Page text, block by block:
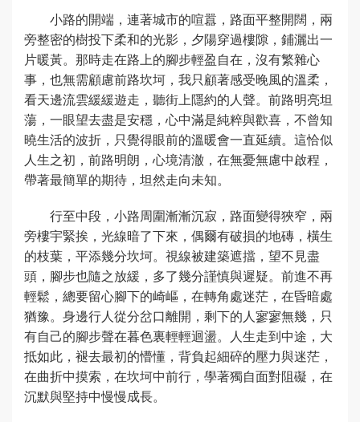
小路的開端，連著城市的喧囂，路面平整開闊，兩
旁整密的樹投下柔和的光影，夕陽穿過樓隙，鋪灑出一
片暖黃。那時走在路上的腳步輕盈自在，沒有繁雜心
事，也無需顧慮前路坎坷，我只顧著感受晚風的溫柔，
看天邊流雲緩緩遊走，聽街上隱約的人聲。前路明亮坦
蕩，一眼望去盡是安穩，心中滿是純粹與歡喜，不曾知
曉生活的波折，只覺得眼前的溫暖會一直延續。這恰似
人生之初，前路明朗，心境清澈，在無憂無慮中啟程，
帶著最簡單的期待，坦然走向未知。
行至中段，小路周圍漸漸沉寂，路面變得狹窄，兩
旁樓宇緊挨，光線暗了下來，偶爾有破損的地磚，橫生
的枝葉，平添幾分坎坷。視線被建築遮擋，望不見盡
頭，腳步也隨之放緩，多了幾分謹慎與遲疑。前進不再
輕鬆，總要留心腳下的崎嶇，在轉角處迷茫，在昏暗處
猶豫。身邊行人從分岔口離開，剩下的人寥寥無幾，只
有自己的腳步聲在暮色裏輕輕迴盪。人生走到中途，大
抵如此，褪去最初的懵懂，背負起細碎的壓力與迷茫，
在曲折中摸索，在坎坷中前行，學著獨自面對阻礙，在
沉默與堅持中慢慢成長。